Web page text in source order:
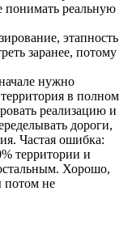
понимать реальную
этапность
заранее, потому
нужно
территория в полном
реализацию и
дороги,
Частая ошибка:
территории и
Хорошо,
потом не